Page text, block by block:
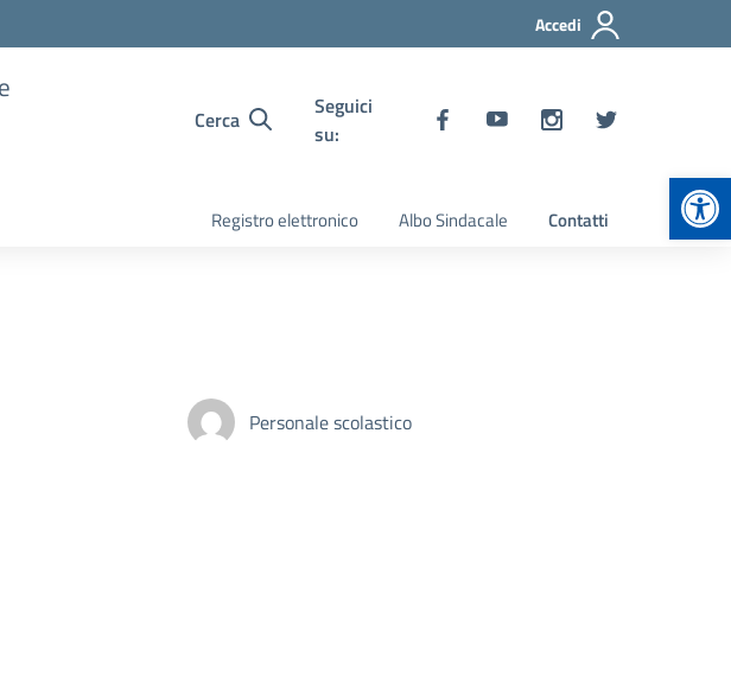
Accedi
Cerca
Seguici
su:
Registro elettronico Albo Sindacale Contatti
Personale scolastico